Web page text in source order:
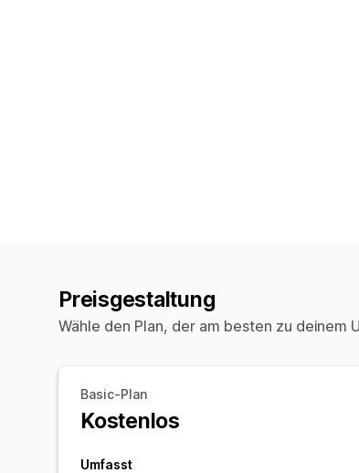
Preisgestaltung
Wähle den Plan, der am besten zu deinem
Basic-Plan
Kostenlos
Umfasst